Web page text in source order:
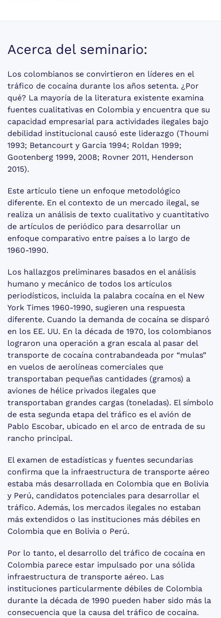
Acerca del seminario:
Los colombianos se convirtieron en líderes en el
tráfico de cocaína durante los años setenta. ¿Por
qué? La mayoría de la literatura existente examina
fuentes cualitativas en Colombia y encuentra que su
capacidad empresarial para actividades ilegales bajo
debilidad institucional causó este liderazgo (Thoumi
1993; Betancourt y Garcia 1994; Roldan 1999;
Gootenberg 1999, 2008; Rovner 2011, Henderson
2015).
Este artículo tiene un enfoque metodológico
diferente. En el contexto de un mercado ilegal, se
realiza un análisis de texto cualitativo y cuantitativo
de artículos de periódico para desarrollar un
enfoque comparativo entre países a lo largo de
1960-1990.
Los hallazgos preliminares basados en el análisis
humano y mecánico de todos los artículos
periodísticos, incluida la palabra cocaína en el New
York Times 1960-1990, sugieren una respuesta
diferente. Cuando la demanda de cocaína se disparó
en los EE. UU. En la década de 1970, los colombianos
lograron una operación a gran escala al pasar del
transporte de cocaína contrabandeada por “mulas”
en vuelos de aerolíneas comerciales que
transportaban pequeñas cantidades (gramos) a
aviones de hélice privados ilegales que
transportaban grandes cargas (toneladas). El símbolo
de esta segunda etapa del tráfico es el avión de
Pablo Escobar, ubicado en el arco de entrada de su
rancho principal.
El examen de estadísticas y fuentes secundarias
confirma que la infraestructura de transporte aéreo
estaba más desarrollada en Colombia que en Bolivia
y Perú, candidatos potenciales para desarrollar el
tráfico. Además, los mercados ilegales no estaban
más extendidos o las instituciones más débiles en
Colombia que en Bolivia o Perú.
Por lo tanto, el desarrollo del tráfico de cocaína en
Colombia parece estar impulsado por una sólida
infraestructura de transporte aéreo. Las
instituciones particularmente débiles de Colombia
durante la década de 1990 pueden haber sido más la
consecuencia que la causa del tráfico de cocaína.